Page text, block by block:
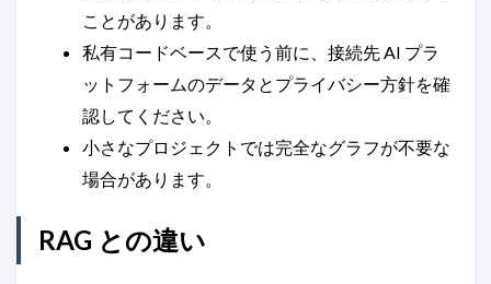
ことがあります。
私有コードベースで使う前に、接続先 AI プラ
ットフォームのデータとプライバシー方針を確
認してください。
小さなプロジェクトでは完全なグラフが不要な
場合があります。
RAG との違い